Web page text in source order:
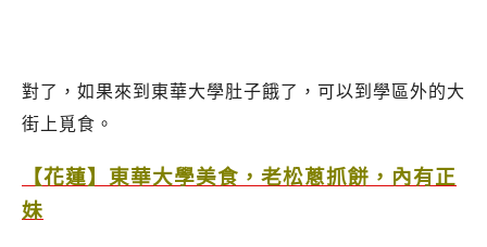
對了，如果來到東華大學肚子餓了，可以到學區外的大
街上覓食。
【花蓮】東華大學美食，老松蔥抓餅，內有正
妹